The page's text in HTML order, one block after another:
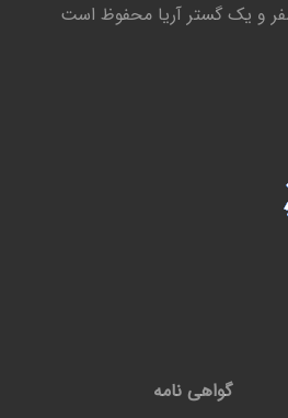
و یک گستر آریا محفوظ است
گواهی نامه